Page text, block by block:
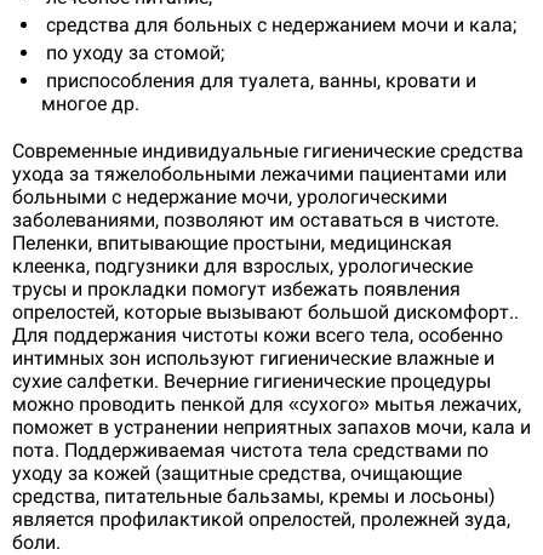
средства для больных с недержанием мочи и кала;
по уходу за стомой;
приспособления для туалета, ванны, кровати и
многое др.
Современные индивидуальные гигиенические средства
ухода за тяжелобольными лежачими пациентами или
больными с недержание мочи, урологическими
заболеваниями, позволяют им оставаться в чистоте.
Пеленки, впитывающие простыни, медицинская
клеенка, подгузники для взрослых, урологические
трусы и прокладки помогут избежать появления
опрелостей, которые вызывают большой дискомфорт..
Для поддержания чистоты кожи всего тела, особенно
интимных зон используют гигиенические влажные и
сухие салфетки. Вечерние гигиенические процедуры
можно проводить пенкой для «сухого» мытья лежачих,
поможет в устранении неприятных запахов мочи, кала и
пота. Поддерживаемая чистота тела средствами по
уходу за кожей (защитные средства, очищающие
средства, питательные бальзамы, кремы и лосьоны)
является профилактикой опрелостей, пролежней зуда,
боли.